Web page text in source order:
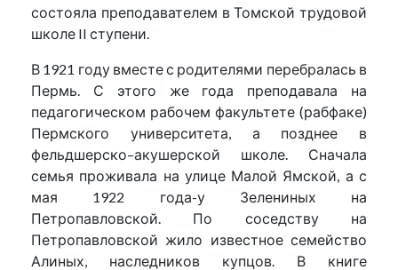
состояла преподавателем в Томской трудовой
школе II ступени.
В 1921 году вместе с родителями перебралась в
Пермь. С этого же года преподавала на
педагогическом рабочем факультете (рабфаке)
Пермского университета, а позднее в
фельдшерско–акушерской школе. Сначала
семья проживала на улице Малой Ямской, а с
мая 1922 года-у Зелениных на
Петропавловской. По соседству на
Петропавловской жило известное семейство
Алиных, наследников купцов. В книге